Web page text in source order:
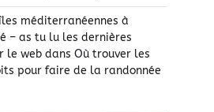
méditerranéennes à
– as tu lu les dernières
le web dans Où trouver les
pour faire de la randonnée